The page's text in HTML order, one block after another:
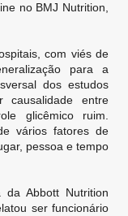
no BMJ Nutrition,
com viés de
para a
dos estudos
causalidade entre
glicêmico ruim.
vários fatores de
pessoa e tempo
Abbott Nutrition
ser funcionário